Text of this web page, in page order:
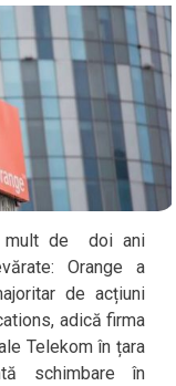
mult de doi ani
Orange a
de acțiuni
adică firma
Telekom în țara
schimbare în